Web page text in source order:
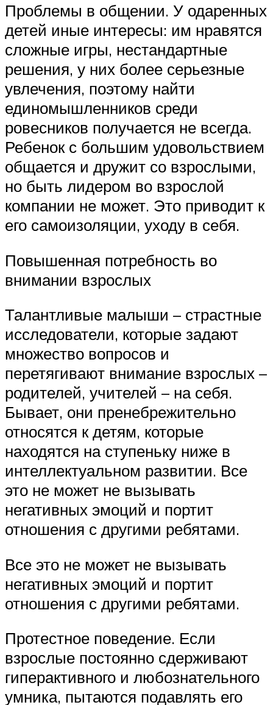
Проблемы в общении. У одаренных
детей иные интересы: им нравятся
сложные игры, нестандартные
решения, у них более серьезные
увлечения, поэтому найти
единомышленников среди
ровесников получается не всегда.
Ребенок с большим удовольствием
общается и дружит со взрослыми,
но быть лидером во взрослой
компании не может. Это приводит к
его самоизоляции, уходу в себя.
Повышенная потребность во
внимании взрослых
Талантливые малыши – страстные
исследователи, которые задают
множество вопросов и
перетягивают внимание взрослых –
родителей, учителей – на себя.
Бывает, они пренебрежительно
относятся к детям, которые
находятся на ступеньку ниже в
интеллектуальном развитии. Все
это не может не вызывать
негативных эмоций и портит
отношения с другими ребятами.
Все это не может не вызывать
негативных эмоций и портит
отношения с другими ребятами.
Протестное поведение. Если
взрослые постоянно сдерживают
гиперактивного и любознательного
умника, пытаются подавлять его